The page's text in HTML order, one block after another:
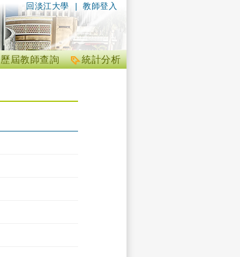
| 教師登入
回淡江大學
統計分析
歷屆教師查詢